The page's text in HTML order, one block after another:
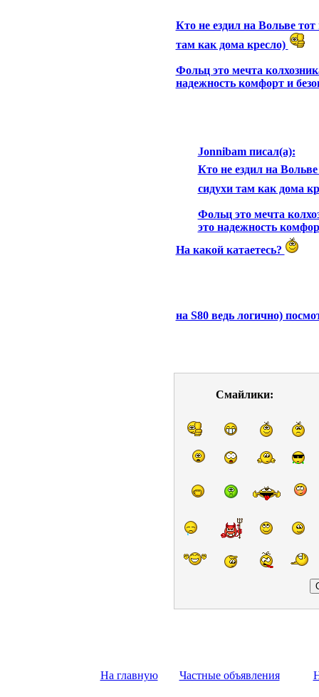
Кто не ездил на Вольве
там как дома кресло)
Фольц это мечта
надежность комфорт и
Jonnibam писал(а):
Кто не ездил на
сидухи там как дома
Фольц это мечта
это надежность
На какой катаетесь?
на S80 ведь логично)
Смайлики:
На главную Частные объявления